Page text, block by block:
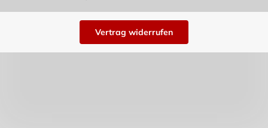
Vertrag widerrufen